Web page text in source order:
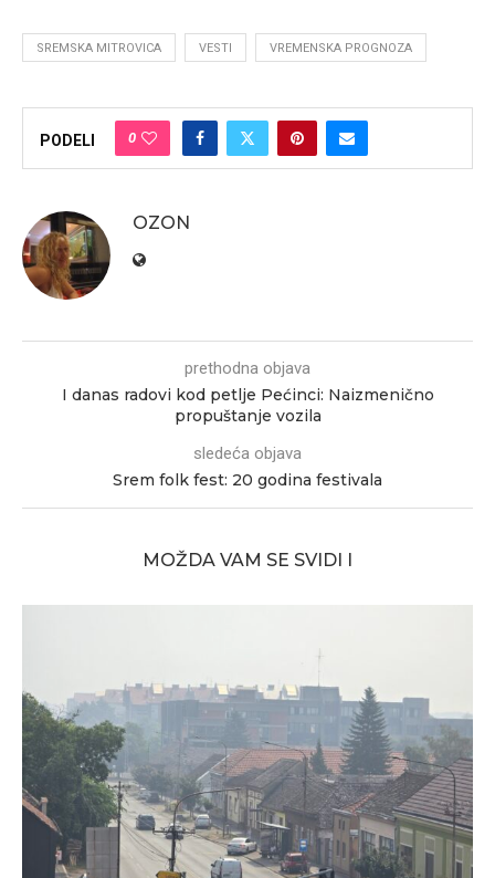
SREMSKA MITROVICA VESTI VREMENSKA PROGNOZA
PODELI 0
OZON
prethodna objava
I danas radovi kod petlje Pećinci: Naizmenično
propuštanje vozila
sledeća objava
Srem folk fest: 20 godina festivala
MOŽDA VAM SE SVIDI I